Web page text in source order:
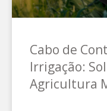
Cabo de
Irrigação:
Agricultura